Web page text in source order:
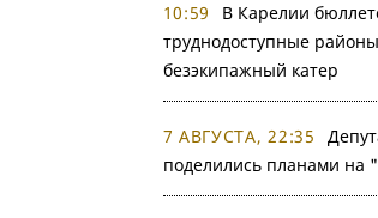
10:59
В Карелии
труднодоступные
безэкипажный катер
7 АВГУСТА, 22:35
поделились планами на